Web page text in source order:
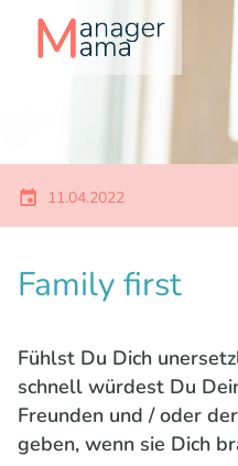
11.04.2022
Family first
Fühlst Du Dich
schnell würdest Du
Freunden und / oder
geben, wenn sie Dich